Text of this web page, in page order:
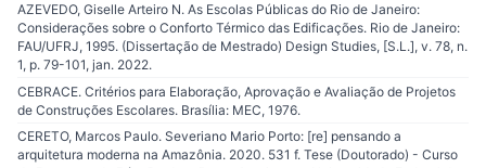
AZEVEDO, Giselle Arteiro N. As Escolas Públicas do Rio de Janeiro:
Considerações sobre o Conforto Térmico das Edificações. Rio de Janeiro:
FAU/UFRJ, 1995. (Dissertação de Mestrado) Design Studies, [S.L.], v. 78, n.
1, p. 79-101, jan. 2022.
CEBRACE. Critérios para Elaboração, Aprovação e Avaliação de Projetos
de Construções Escolares. Brasília: MEC, 1976.
CERETO, Marcos Paulo. Severiano Mario Porto: [re] pensando a
arquitetura moderna na Amazônia. 2020. 531 f. Tese (Doutorado) - Curso